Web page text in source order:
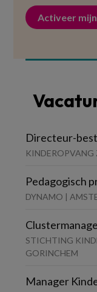
Activeer
Directeur-
KINDEROPVANG
Pedagogisch
DYNAMO |
STICHTING
GORINCHEM
Manager